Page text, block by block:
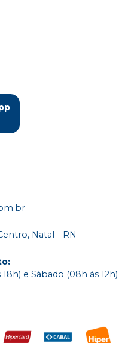
Natal - RN
:
e Sábado (08h às 12h)